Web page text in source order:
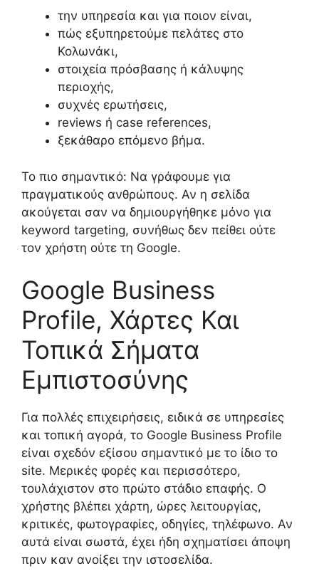
την υπηρεσία και για ποιον είναι,
πώς εξυπηρετούμε πελάτες στο
Κολωνάκι,
στοιχεία πρόσβασης ή κάλυψης
περιοχής,
συχνές ερωτήσεις,
reviews ή case references,
ξεκάθαρο επόμενο βήμα.
Το πιο σημαντικό: Να γράφουμε για
πραγματικούς ανθρώπους. Αν η σελίδα
ακούγεται σαν να δημιουργήθηκε μόνο για
keyword targeting, συνήθως δεν πείθει ούτε
τον χρήστη ούτε τη Google.
Google Business
Profile, Χάρτες Και
Τοπικά Σήματα
Εμπιστοσύνης
Για πολλές επιχειρήσεις, ειδικά σε υπηρεσίες
και τοπική αγορά, το Google Business Profile
είναι σχεδόν εξίσου σημαντικό με το ίδιο το
site. Μερικές φορές και περισσότερο,
τουλάχιστον στο πρώτο στάδιο επαφής. Ο
χρήστης βλέπει χάρτη, ώρες λειτουργίας,
κριτικές, φωτογραφίες, οδηγίες, τηλέφωνο. Αν
αυτά είναι σωστά, έχει ήδη σχηματίσει άποψη
πριν καν ανοίξει την ιστοσελίδα.